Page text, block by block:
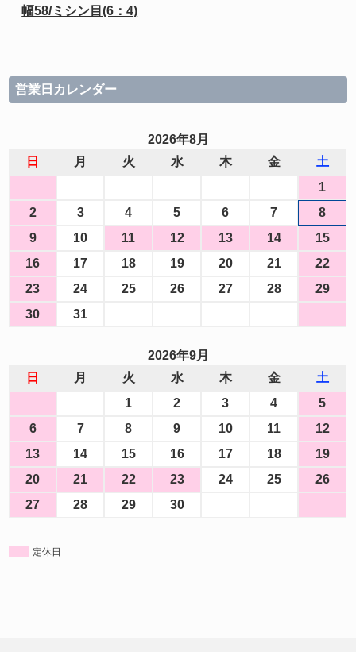
幅58/ミシン目(6：4)
営業日カレンダー
2026年8月
日
月 火 水 木 金
土
1
2
3 4 5 6 7
8
9
10 11 12 13 14
15
16
17 18 19 20 21
22
23
24 25 26 27 28
29
30
31
2026年9月
日
月 火 水 木 金
土
1
2 3 4
5
6
7 8 9 10 11
12
13
14 15 16 17 18
19
20
21 22 23 24 25
26
27
28 29 30
定休日